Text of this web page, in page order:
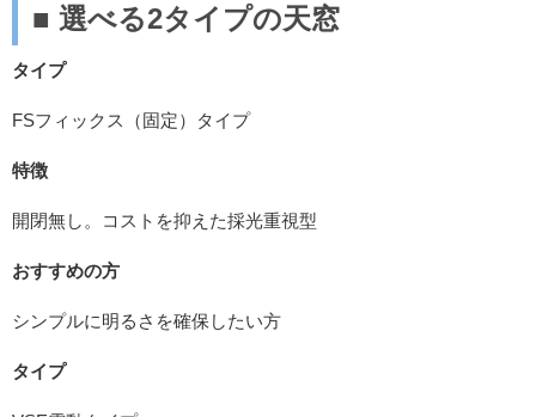
■ 選べる2タイプの天窓
タイプ
FSフィックス（固定）タイプ
特徴
開閉無し。コストを抑えた採光重視型
おすすめの方
シンプルに明るさを確保したい方
タイプ